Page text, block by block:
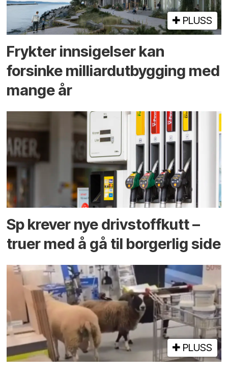
PLUSS
Frykter innsigelser kan
forsinke milliard­utbygging med
mange år
Sp krever nye drivstoffkutt –
truer med å gå til borgerlig side
PLUSS